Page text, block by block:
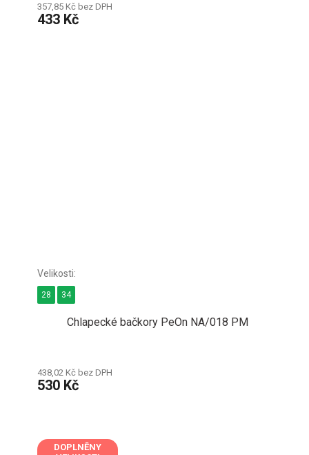
357,85 Kč bez DPH
433 Kč
Chlapecké bačkory PeOn NA/018 PM
438,02 Kč bez DPH
530 Kč
28 34
DOPLNĚNY